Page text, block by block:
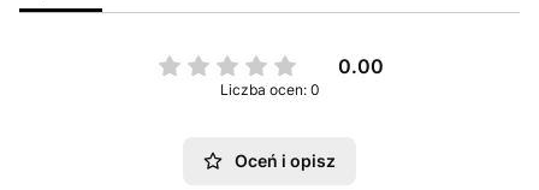
0.00
Liczba ocen: 0
Oceń i opisz